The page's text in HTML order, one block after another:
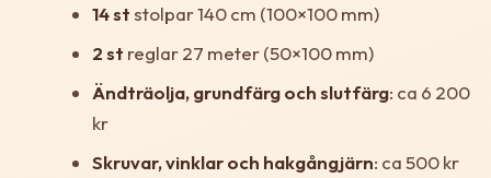
14 ststolpar 140 cm (100×100 mm)
2 st reglar 27 meter (50×100 mm)
Ändträolja, grundfärg och slutfärg: ca 6 200
kr
Skruvar, vinklar och hakgångjärn: ca 500 kr